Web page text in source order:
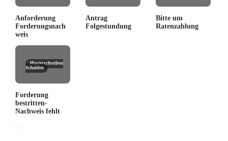
Anforderung
Forderungsnach
weis
Antrag
Folgestundung
Bitte um
Ratenzahlung
Musterschreiben
Schulden
Forderung
bestritten-
Nachweis fehlt